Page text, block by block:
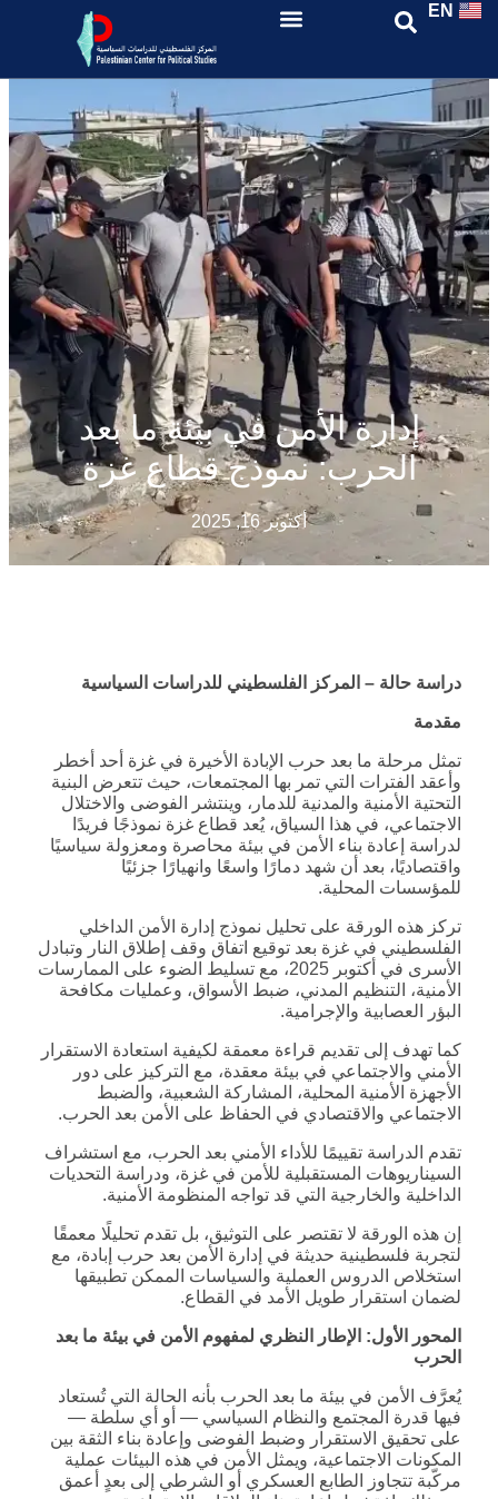
EN
إدارة الأمن في بيئة ما بعد
الحرب: نموذج قطاع غزة
أكتوبر 16, 2025
دراسة حالة – المركز الفلسطيني للدراسات السياسية
مقدمة
تمثل مرحلة ما بعد حرب الإبادة الأخيرة في غزة أحد أخطر
وأعقد الفترات التي تمر بها المجتمعات، حيث تتعرض البنية
التحتية الأمنية والمدنية للدمار، وينتشر الفوضى والاختلال
الاجتماعي، في هذا السياق، يُعد قطاع غزة نموذجًا فريدًا
لدراسة إعادة بناء الأمن في بيئة محاصرة ومعزولة سياسيًا
واقتصاديًا، بعد أن شهد دمارًا واسعًا وانهيارًا جزئيًا
للمؤسسات المحلية.
تركز هذه الورقة على تحليل نموذج إدارة الأمن الداخلي
الفلسطيني في غزة بعد توقيع اتفاق وقف إطلاق النار وتبادل
الأسرى في أكتوبر 2025، مع تسليط الضوء على الممارسات
الأمنية، التنظيم المدني، ضبط الأسواق، وعمليات مكافحة
البؤر العصابية والإجرامية.
كما تهدف إلى تقديم قراءة معمقة لكيفية استعادة الاستقرار
الأمني والاجتماعي في بيئة معقدة، مع التركيز على دور
الأجهزة الأمنية المحلية، المشاركة الشعبية، والضبط
الاجتماعي والاقتصادي في الحفاظ على الأمن بعد الحرب.
تقدم الدراسة تقييمًا للأداء الأمني بعد الحرب، مع استشراف
السيناريوهات المستقبلية للأمن في غزة، ودراسة التحديات
الداخلية والخارجية التي قد تواجه المنظومة الأمنية.
إن هذه الورقة لا تقتصر على التوثيق، بل تقدم تحليلًا معمقًا
لتجربة فلسطينية حديثة في إدارة الأمن بعد حرب إبادة، مع
استخلاص الدروس العملية والسياسات الممكن تطبيقها
لضمان استقرار طويل الأمد في القطاع.
المحور الأول: الإطار النظري لمفهوم الأمن في بيئة ما بعد
الحرب
يُعرَّف الأمن في بيئة ما بعد الحرب بأنه الحالة التي تُستعاد
فيها قدرة المجتمع والنظام السياسي — أو أي سلطة —
على تحقيق الاستقرار وضبط الفوضى وإعادة بناء الثقة بين
المكونات الاجتماعية، ويمثل الأمن في هذه البيئات عملية
مركّبة تتجاوز الطابع العسكري أو الشرطي إلى بعدٍ أعمق